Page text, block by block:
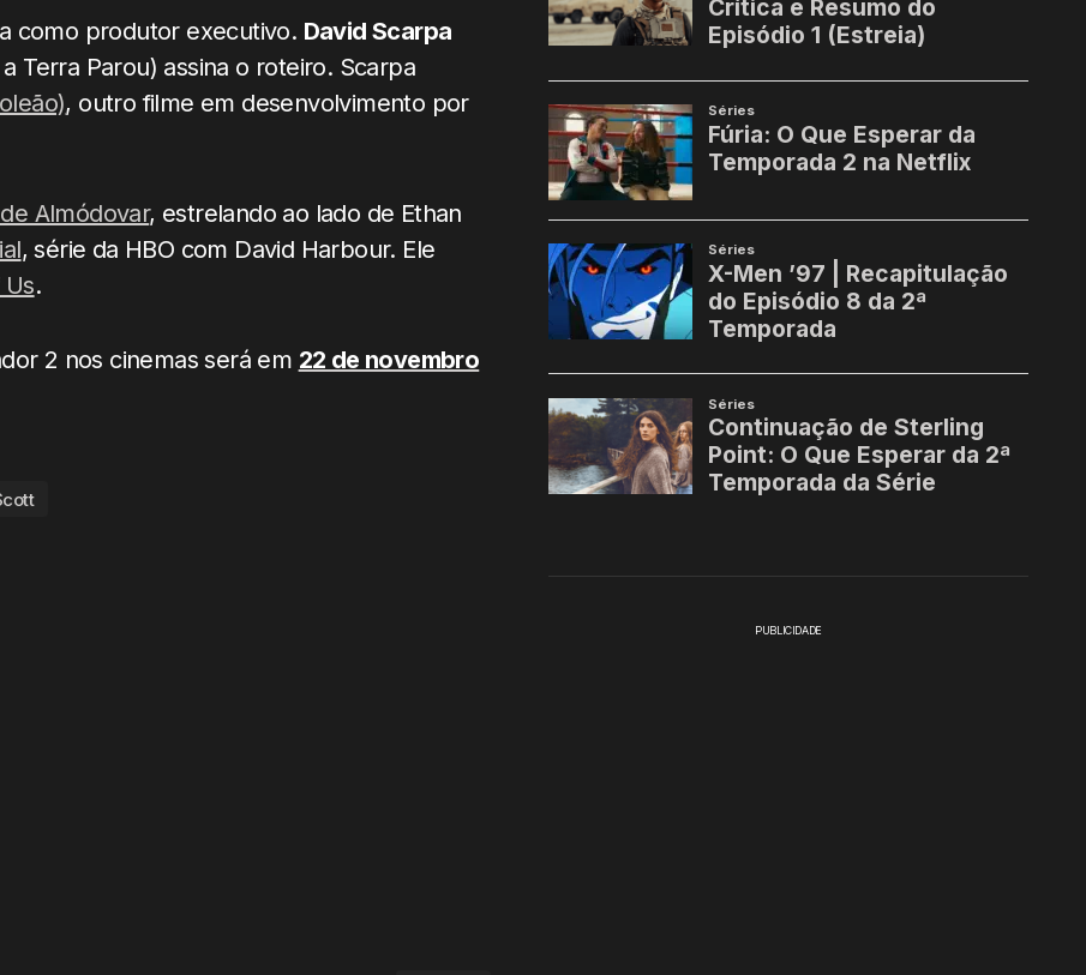
como produtor executivo. David Scarpa
Terra Parou) assina o roteiro. Scarpa
, outro filme em desenvolvimento por
Almódovar, estrelando ao lado de Ethan
, série da HBO com David Harbour. Ele
.
2 nos cinemas será em 22 de novembro
PUBLICIDADE